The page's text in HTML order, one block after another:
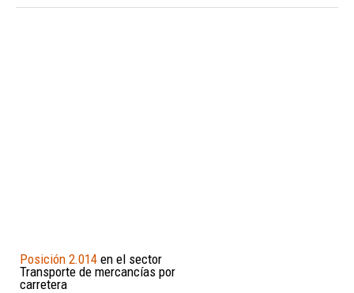
Posición 2.014 en el sector
Transporte de mercancías por
carretera